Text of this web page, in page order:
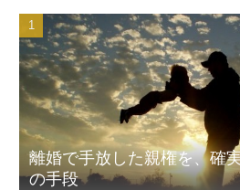
離婚で手放した親権を、確
の手段